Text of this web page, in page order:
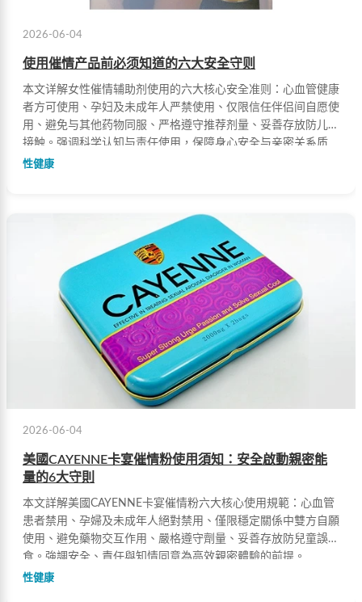
2026-06-04
使用催情产品前必须知道的六大安全守则
本文详解女性催情辅助剂使用的六大核心安全准则：心血管健康
者方可使用、孕妇及未成年人严禁使用、仅限信任伴侣间自愿使
用、避免与其他药物同服、严格遵守推荐剂量、妥善存放防儿童
接触。强调科学认知与责任使用，保障身心安全与亲密关系质
量。
性健康
2026-06-04
美國CAYENNE卡宴催情粉使用須知：安全啟動親密能
量的6大守則
本文詳解美國CAYENNE卡宴催情粉六大核心使用規範：心血管
患者禁用、孕婦及未成年人絕對禁用、僅限穩定關係中雙方自願
使用、避免藥物交互作用、嚴格遵守劑量、妥善存放防兒童誤
食。強調安全、責任與知情同意為高效親密體驗的前提。
性健康